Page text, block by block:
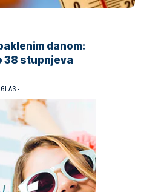
danom:
38 stupnjeva
-